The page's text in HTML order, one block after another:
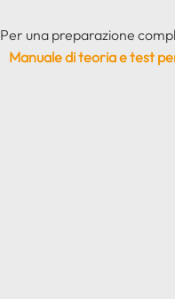
Per una preparazione
Manuale di teoria e test